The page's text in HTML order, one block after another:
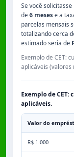
Se você
de6 mesese a
parcelas mensais
totalizando cerca
estimado seria de
Exemplo de CET:
aplicáveis
Exemplo de
aplicáveis.
Valor do
R$ 1.000